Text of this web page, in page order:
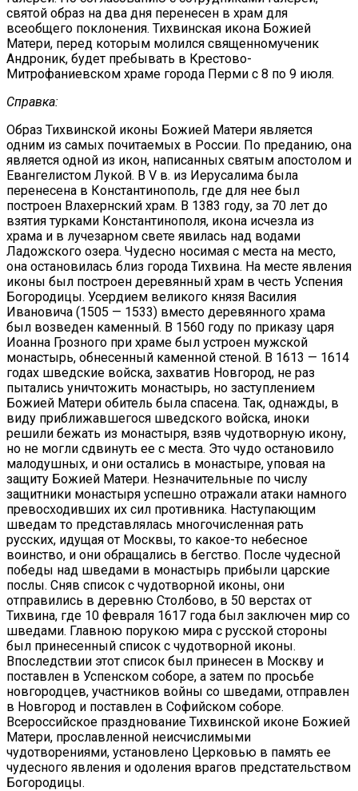
святой образ на два дня перенесен в храм для
всеобщего поклонения. Тихвинская икона Божией
Матери, перед которым молился священномученик
Андроник, будет пребывать в Крестово-
Митрофаниевском храме города Перми с 8 по 9 июля.
Справка:
Образ Тихвинской иконы Божией Матери является
одним из самых почитаемых в России. По преданию, она
является одной из икон, написанных святым апостолом и
Евангелистом Лукой. В V в. из Иерусалима была
перенесена в Константинополь, где для нее был
построен Влахернский храм. В 1383 году, за 70 лет до
взятия турками Константинополя, икона исчезла из
храма и в лучезарном свете явилась над водами
Ладожского озера. Чудесно носимая с места на место,
она остановилась близ города Тихвина. На месте явления
иконы был построен деревянный храм в честь Успения
Богородицы. Усердием великого князя Василия
Ивановича (1505 — 1533) вместо деревянного храма
был возведен каменный. В 1560 году по приказу царя
Иоанна Грозного при храме был устроен мужской
монастырь, обнесенный каменной стеной. В 1613 — 1614
годах шведские войска, захватив Новгород, не раз
пытались уничтожить монастырь, но заступлением
Божией Матери обитель была спасена. Так, однажды, в
виду приближавшегося шведского войска, иноки
решили бежать из монастыря, взяв чудотворную икону,
но не могли сдвинуть ее с места. Это чудо остановило
малодушных, и они остались в монастыре, уповая на
защиту Божией Матери. Незначительные по числу
защитники монастыря успешно отражали атаки намного
превосходивших их сил противника. Наступающим
шведам то представлялась многочисленная рать
русских, идущая от Москвы, то какое-то небесное
воинство, и они обращались в бегство. После чудесной
победы над шведами в монастырь прибыли царские
послы. Сняв список с чудотворной иконы, они
отправились в деревню Столбово, в 50 верстах от
Тихвина, где 10 февраля 1617 года был заключен мир со
шведами. Главною порукою мира с русской стороны
был принесенный список с чудотворной иконы.
Впоследствии этот список был принесен в Москву и
поставлен в Успенском соборе, а затем по просьбе
новгородцев, участников войны со шведами, отправлен
в Новгород и поставлен в Софийском соборе.
Всероссийское празднование Тихвинской иконе Божией
Матери, прославленной неисчислимыми
чудотворениями, установлено Церковью в память ее
чудесного явления и одоления врагов предстательством
Богородицы.